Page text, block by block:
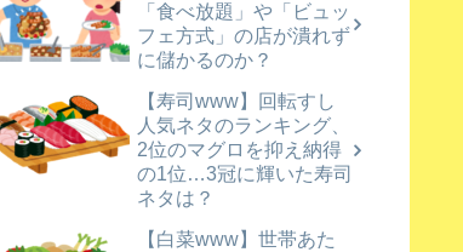
「食べ放題」や「ビュッ
フェ方式」の店が潰れず
に儲かるのか？
【寿司www】回転すし
人気ネタのランキング、
2位のマグロを抑え納得
の1位…3冠に輝いた寿司
ネタは？
【白菜www】世帯あた